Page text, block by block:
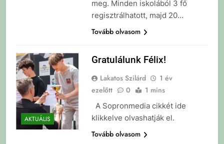
meg. Minden iskolából 3 fő
regisztrálhatott, majd 20…
Tovább olvasom
AKTUÁLIS
Gratulálunk Félix!
Lakatos Szilárd
1 év
ezelőtt
0 1 mins
A Sopronmedia cikkét ide
klikkelve olvashatják el.
Tovább olvasom